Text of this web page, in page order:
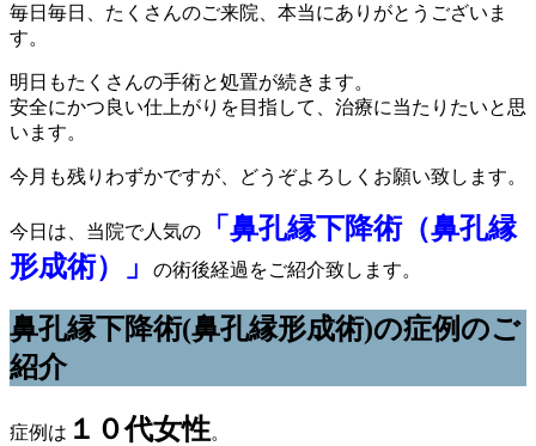
毎日毎日、たくさんのご来院、本当にありがとうございま
す。
明日もたくさんの手術と処置が続きます。
安全にかつ良い仕上がりを目指して、治療に当たりたいと思
います。
今月も残りわずかですが、どうぞよろしくお願い致します。
今日は、当院で人気の
「鼻孔縁下降術（鼻孔縁
形成術）」
の術後経過をご紹介致します。
鼻孔縁下降術(鼻孔縁形成術)の症例のご
紹介
症例は １０代女性。